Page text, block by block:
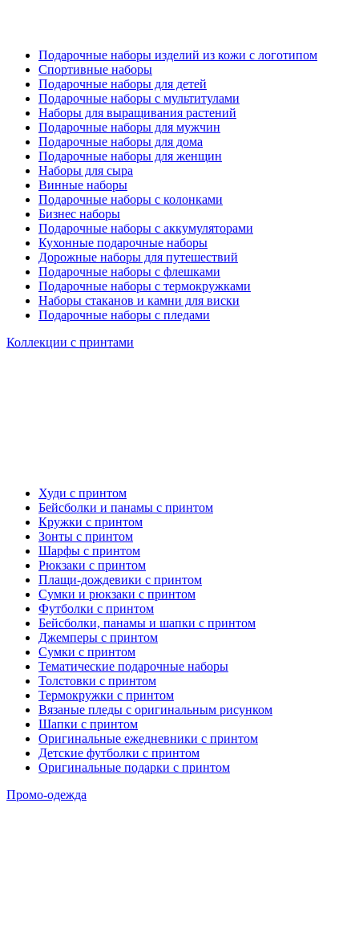
Подарочные наборы изделий из кожи с логотипом
Спортивные наборы
Подарочные наборы для детей
Подарочные наборы с мультитулами
Наборы для выращивания растений
Подарочные наборы для мужчин
Подарочные наборы для дома
Подарочные наборы для женщин
Наборы для сыра
Винные наборы
Подарочные наборы с колонками
Бизнес наборы
Подарочные наборы с аккумуляторами
Кухонные подарочные наборы
Дорожные наборы для путешествий
Подарочные наборы с флешками
Подарочные наборы с термокружками
Наборы стаканов и камни для виски
Подарочные наборы с пледами
Коллекции с принтами
Худи с принтом
Бейсболки и панамы с принтом
Кружки с принтом
Зонты с принтом
Шарфы с принтом
Рюкзаки с принтом
Плащи-дождевики с принтом
Сумки и рюкзаки с принтом
Футболки с принтом
Бейсболки, панамы и шапки с принтом
Джемперы с принтом
Сумки с принтом
Тематические подарочные наборы
Толстовки с принтом
Термокружки с принтом
Вязаные пледы с оригинальным рисунком
Шапки с принтом
Оригинальные ежедневники с принтом
Детские футболки с принтом
Оригинальные подарки с принтом
Промо-одежда